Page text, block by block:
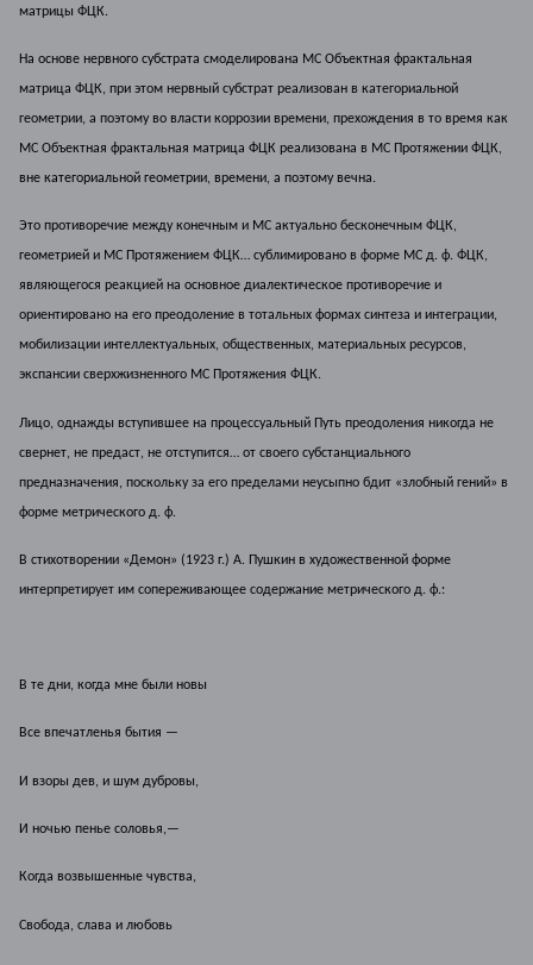
матрицы ФЦК.
На основе нервного субстрата смоделирована МС Объектная фрактальная
матрица ФЦК, при этом нервный субстрат реализован в категориальной
геометрии, а поэтому во власти коррозии времени, прехождения в то время как
МС Объектная фрактальная матрица ФЦК реализована в МС Протяжении ФЦК,
вне категориальной геометрии, времени, а поэтому вечна.
Это противоречие между конечным и МС актуально бесконечным ФЦК,
геометрией и МС Протяжением ФЦК… сублимировано в форме МС д. ф. ФЦК,
являющегося реакцией на основное диалектическое противоречие и
ориентировано на его преодоление в тотальных формах синтеза и интеграции,
мобилизации интеллектуальных, общественных, материальных ресурсов,
экспансии сверхжизненного МС Протяжения ФЦК.
Лицо, однажды вступившее на процессуальный Путь преодоления никогда не
свернет, не предаст, не отступится… от своего субстанциального
предназначения, поскольку за его пределами неусыпно бдит «злобный гений» в
форме метрического д. ф.
В стихотворении «Демон» (1923 г.) А. Пушкин в художественной форме
интерпретирует им сопереживающее содержание метрического д. ф.:
В те дни, когда мне были новы
Все впечатленья бытия —
И взоры дев, и шум дубровы,
И ночью пенье соловья,—
Когда возвышенные чувства,
Свобода, слава и любовь